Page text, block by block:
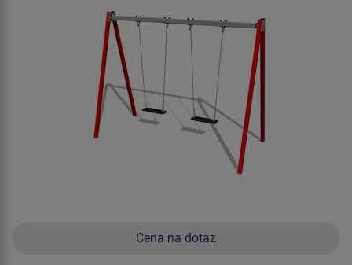
Cena na dotaz